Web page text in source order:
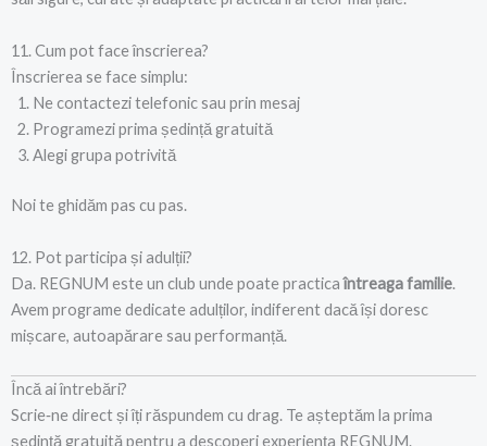
11. Cum pot face înscrierea?
Înscrierea se face simplu:
Ne contactezi telefonic sau prin mesaj
Programezi prima ședință gratuită
Alegi grupa potrivită
Noi te ghidăm pas cu pas.
12. Pot participa și adulții?
Da. REGNUM este un club unde poate practicaîntreaga familie.
Avem programe dedicate adulților, indiferent dacă își doresc
mișcare, autoapărare sau performanță.
Încă ai întrebări?
Scrie‑ne direct și îți răspundem cu drag. Te așteptăm la prima
ședință gratuită pentru a descoperi experiența REGNUM.